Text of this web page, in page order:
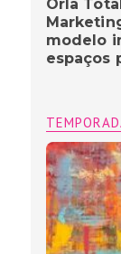
Orla
modelo
espaços